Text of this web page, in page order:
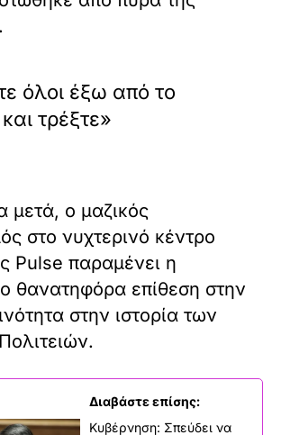
όλοι έξω από το
τρέξτε»
μετά, ο μαζικός
στο νυχτερινό κέντρο
Pulse παραμένει η
θανατηφόρα επίθεση στην
στην ιστορία των
Διαβάστε επίσης:
Κυβέρνηση: Σπεύδει να